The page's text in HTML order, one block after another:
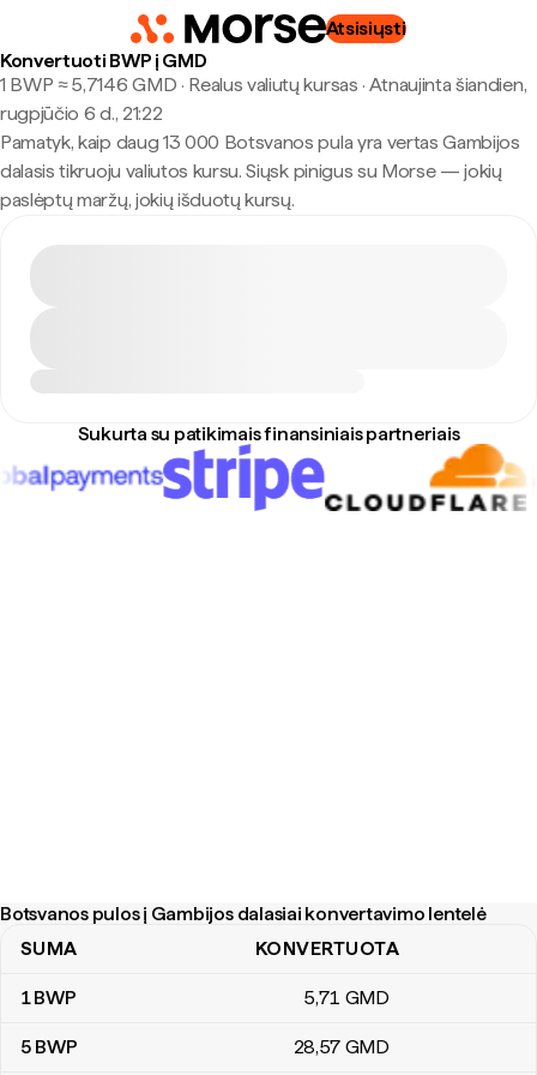
Atsisiųsti
Konvertuoti BWP į GMD
1 BWP ≈ 5,7146 GMD · Realus valiutų kursas · Atnaujinta šiandien,
rugpjūčio 6 d., 21:22
Pamatyk, kaip daug 13 000 Botsvanos pula yra vertas Gambijos
dalasis tikruoju valiutos kursu. Siųsk pinigus su Morse — jokių
paslėptų maržų, jokių išduotų kursų.
Sukurta su patikimais finansiniais partneriais
Botsvanos pulos į Gambijos dalasiai konvertavimo lentelė
Botsvanos pulos į Gambijos dalasiai konvertavimo lentelė
SUMA KONVERTUOTA
1BWP 5,71 GMD
5 BWP 28,57 GMD